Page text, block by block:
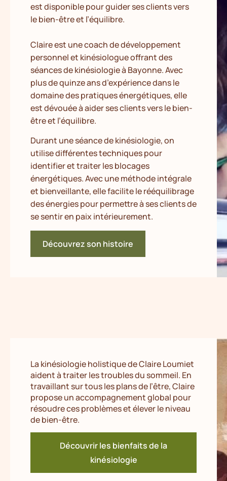
est disponible pour guider ses clients vers
le bien-être et l’équilibre.
Claire est une coach de développement
personnel et kinésiologue offrant des
séances de kinésiologie à Bayonne. Avec
plus de quinze ans d’expérience dans le
domaine des pratiques énergétiques, elle
est dévouée à aider ses clients vers le bien-
être et l’équilibre.
Durant une séance de kinésiologie, on
utilise différentes techniques pour
identifier et traiter les blocages
énergétiques. Avec une méthode intégrale
et bienveillante, elle facilite le rééquilibrage
des énergies pour permettre à ses clients de
se sentir en paix intérieurement.
Découvrez son histoire
La kinésiologie holistique de Claire Loumiet
aident à traiter les troubles du sommeil. En
travaillant sur tous les plans de l’être, Claire
propose un accompagnement global pour
résoudre ces problèmes et élever le niveau
de bien-être.
Découvrir les bienfaits de la
kinésiologie